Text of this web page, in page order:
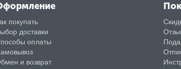
покупать
доставки
оплаты
и возврат